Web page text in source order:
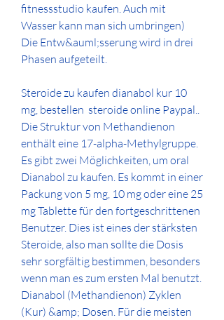
fitnessstudio kaufen. Auch mit
Wasser kann man sich umbringen)
Die Entw&auml;sserung wird in drei
Phasen aufgeteilt.
Steroide zu kaufen dianabol kur 10
mg, bestellen  steroide online Paypal..
Die Struktur von Methandienon
enthält eine 17-alpha-Methylgruppe.
Es gibt zwei Möglichkeiten, um oral
Dianabol zu kaufen. Es kommt in einer
Packung von 5 mg, 10 mg oder eine 25
mg Tablette für den fortgeschrittenen
Benutzer. Dies ist eines der stärksten
Steroide, also man sollte die Dosis
sehr sorgfältig bestimmen, besonders
wenn man es zum ersten Mal benutzt.
Dianabol (Methandienon) Zyklen
(Kur) &amp; Dosen. Für die meisten